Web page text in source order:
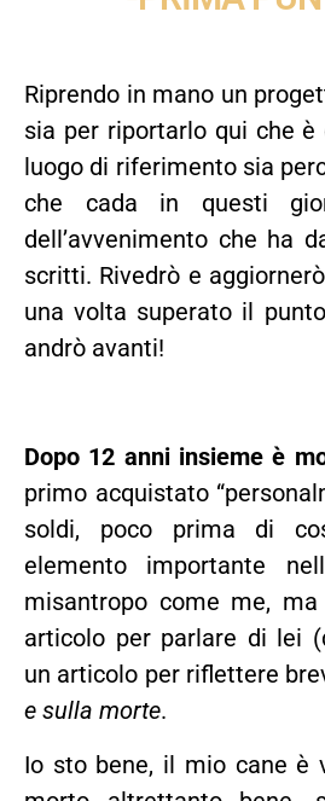
Riprendo in mano un
sia per riportarlo qui che
luogo di riferimento sia
che cada in questi
dell’avvenimento che ha
scritti. Rivedrò e
una volta superato il
andrò avanti!
Dopo 12 anni insieme è
primo acquistato
soldi, poco prima di
elemento importante
misantropo come me, m
articolo per parlare di lei
un articolo per riflettere
e sulla morte.
Io sto bene, il mio cane è